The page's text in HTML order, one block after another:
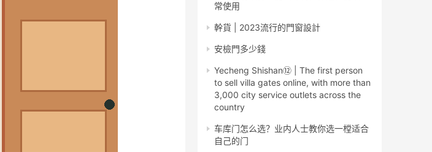
常使用
幹貨 | 2023流行的門窗設計
安檢門多少錢
Yecheng Shishan⑫ | The first person
to sell villa gates online, with more than
3,000 city service outlets across the
country
车库门怎么选？业内人士教你选一樘适合
自己的门